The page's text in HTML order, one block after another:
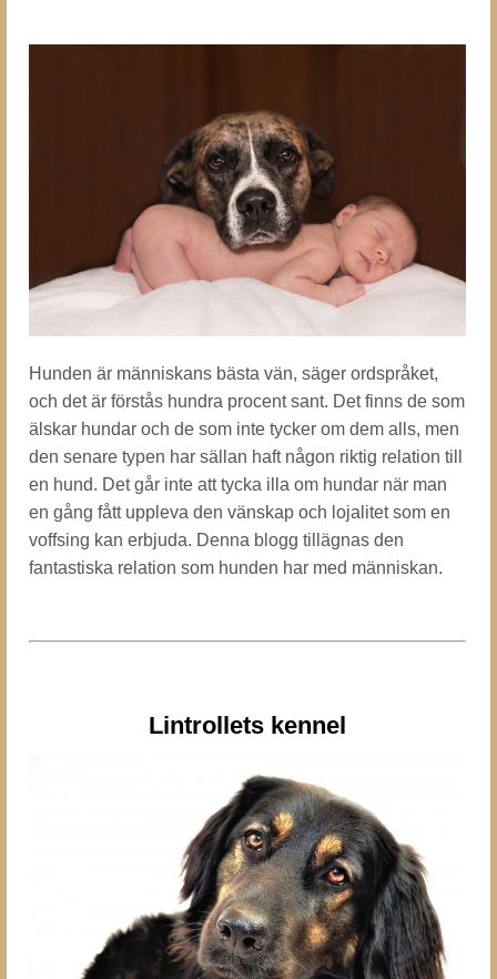
Hunden är människans bästa vän, säger ordspråket,
och det är förstås hundra procent sant. Det finns de som
älskar hundar och de som inte tycker om dem alls, men
den senare typen har sällan haft någon riktig relation till
en hund. Det går inte att tycka illa om hundar när man
en gång fått uppleva den vänskap och lojalitet som en
voffsing kan erbjuda. Denna blogg tillägnas den
fantastiska relation som hunden har med människan.
Lintrollets kennel